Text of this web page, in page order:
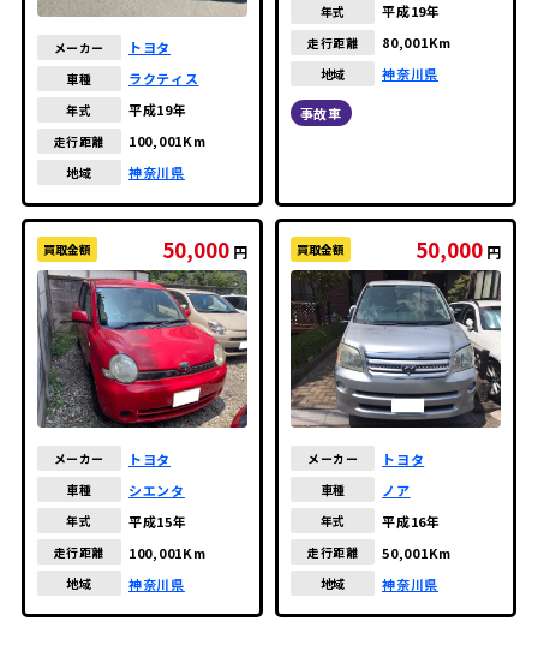
メーカー トヨタ
車種 ラクティス
年式 平成19年
走行距離 100,001Km
地域 神奈川県
年式 平成19年
走行距離 80,001Km
地域 神奈川県
事故車
買取金額 50,000 円
メーカー トヨタ
車種 シエンタ
年式 平成15年
走行距離 100,001Km
地域 神奈川県
買取金額 50,000 円
メーカー トヨタ
車種 ノア
年式 平成16年
走行距離 50,001Km
地域 神奈川県